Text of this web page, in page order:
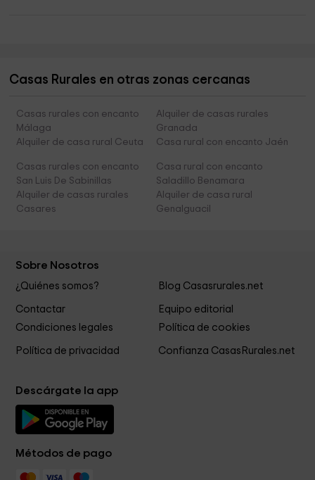
Casas Rurales en otras zonas cercanas
Casas rurales con encanto
Málaga
Alquiler de casas rurales
Granada
Alquiler de casa rural Ceuta
Casa rural con encanto Jaén
Casas rurales con encanto
San Luis De Sabinillas
Casa rural con encanto
Saladillo Benamara
Alquiler de casas rurales
Casares
Alquiler de casa rural
Genalguacil
Sobre Nosotros
¿Quiénes somos? Blog Casasrurales.net
Contactar
Equipo editorial
Condiciones legales
Política de cookies
Política de privacidad Confianza CasasRurales.net
Descárgate la app
Métodos de pago